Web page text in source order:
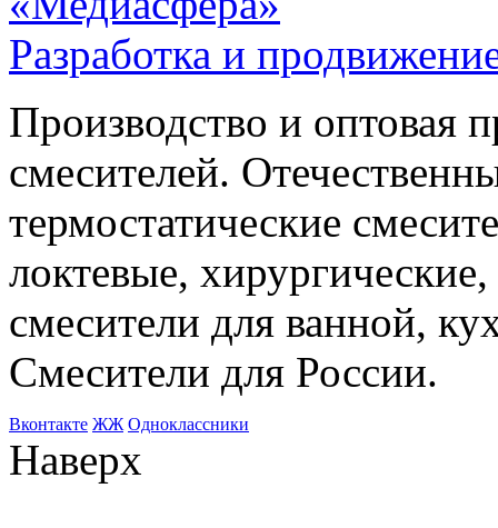
Разработка и
Производство и оптовая
смесителей.
термостатические
локтевые,
смесители для ванной,
Смесители для России.
Bконтакте ЖЖ Одноклассники
Наверх